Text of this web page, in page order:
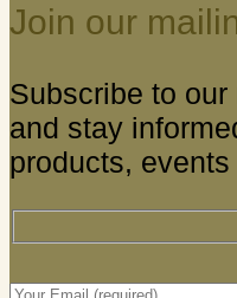
Join our
Subscribe to our
and stay
products,